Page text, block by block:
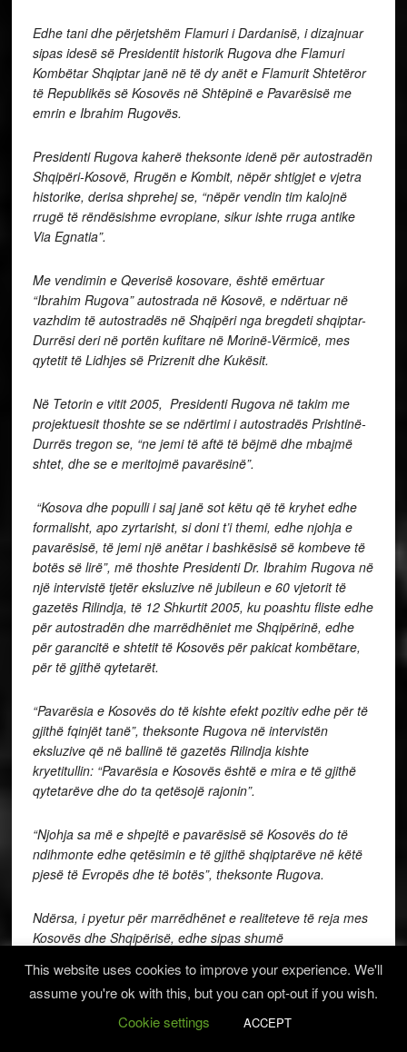
Edhe tani dhe përjetshëm Flamuri i Dardanisë, i dizajnuar
sipas idesë së Presidentit historik Rugova dhe Flamuri
Kombëtar Shqiptar janë në të dy anët e Flamurit Shtetëror
të Republikës së Kosovës në Shtëpinë e Pavarësisë me
emrin e Ibrahim Rugovës.
Presidenti Rugova kaherë theksonte idenë për autostradën
Shqipëri-Kosovë, Rrugën e Kombit, nëpër shtigjet e vjetra
historike, derisa shprehej se, “nëpër vendin tim kalojnë
rrugë të rëndësishme evropiane, sikur ishte rruga antike
Via Egnatia”.
Me vendimin e Qeverisë kosovare, është emërtuar
“Ibrahim Rugova” autostrada në Kosovë, e ndërtuar në
vazhdim të autostradës në Shqipëri nga bregdeti shqiptar-
Durrësi deri në portën kufitare në Morinë-Vërmicë, mes
qytetit të Lidhjes së Prizrenit dhe Kukësit.
Në Tetorin e vitit 2005, Presidenti Rugova në takim me
projektuesit thoshte se se ndërtimi i autostradës Prishtinë-
Durrës tregon se, “ne jemi të aftë të bëjmë dhe mbajmë
shtet, dhe se e meritojmë pavarësinë”.
“Kosova dhe populli i saj janë sot këtu që të kryhet edhe
formalisht, apo zyrtarisht, si doni t’i themi, edhe njohja e
pavarësisë, të jemi një anëtar i bashkësisë së kombeve të
botës së lirë”, më thoshte Presidenti Dr. Ibrahim Rugova në
një intervistë tjetër eksluzive në jubileun e 60 vjetorit të
gazetës Rilindja, të 12 Shkurtit 2005, ku poashtu fliste edhe
për autostradën dhe marrëdhëniet me Shqipërinë, edhe
për garancitë e shtetit të Kosovës për pakicat kombëtare,
për të gjithë qytetarët.
“Pavarësia e Kosovës do të kishte efekt pozitiv edhe për të
gjithë fqinjët tanë”, theksonte Rugova në intervistën
eksluzive që në ballinë të gazetës Rilindja kishte
kryetitullin: “Pavarësia e Kosovës është e mira e të gjithë
qytetarëve dhe do ta qetësojë rajonin”.
“Njohja sa më e shpejtë e pavarësisë së Kosovës do të
ndihmonte edhe qetësimin e të gjithë shqiptarëve në këtë
pjesë të Evropës dhe të botës”, theksonte Rugova.
Ndërsa, i pyetur për marrëdhënet e realiteteve të reja mes
Kosovës dhe Shqipërisë, edhe sipas shumë
ardhmen e këtyre dy vendeve, jo vetëm në marrëdhëniet e
tyre, por edhe në integrimet euroatlantike, Rugova thoshte:
This website uses cookies to improve your experience. We'll
assume you're ok with this, but you can opt-out if you wish.
Cookie settings
ACCEPT